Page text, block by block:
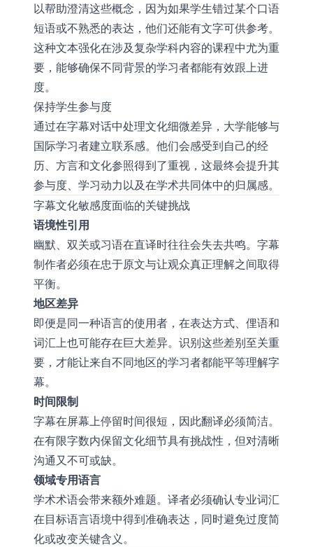
以帮助澄清这些概念，因为如果学生错过某个口语
短语或不熟悉的表达，他们还能有文字可供参考。
这种文本强化在涉及复杂学科内容的课程中尤为重
要，能够确保不同背景的学习者都能有效跟上进
度。
保持学生参与度
通过在字幕对话中处理文化细微差异，大学能够与
国际学习者建立联系感。他们会感受到自己的经
历、方言和文化参照得到了重视，这最终会提升其
参与度、学习动力以及在学术共同体中的归属感。
字幕文化敏感度面临的关键挑战
语境性引用
幽默、双关或习语在直译时往往会失去共鸣。字幕
制作者必须在忠于原文与让观众真正理解之间取得
平衡。
地区差异
即便是同一种语言的使用者，在表达方式、俚语和
词汇上也可能存在巨大差异。识别这些差别至关重
要，才能让来自不同地区的学习者都能平等理解字
幕。
时间限制
字幕在屏幕上停留时间很短，因此翻译必须简洁。
在有限字数内保留文化细节具有挑战性，但对清晰
沟通又不可或缺。
领域专用语言
学术术语会带来额外难题。译者必须确认专业词汇
在目标语言语境中得到准确表达，同时避免过度简
化或改变关键含义。